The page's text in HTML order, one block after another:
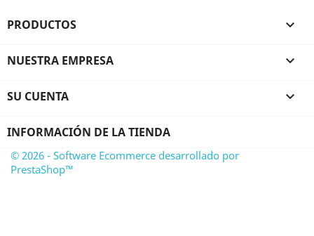
PRODUCTOS 
NUESTRA EMPRESA 
SU CUENTA 
INFORMACIÓN DE LA TIENDA
© 2026 - Software Ecommerce desarrollado por
PrestaShop™